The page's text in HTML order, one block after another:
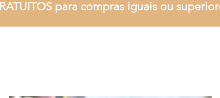
para compras iguais ou